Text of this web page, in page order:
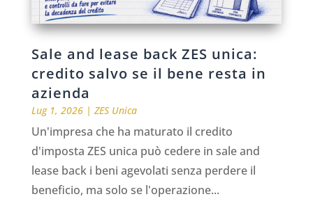
Sale and lease back ZES unica:
credito salvo se il bene resta in
azienda
Lug 1, 2026| ZES Unica
Un'impresa che ha maturato il credito
d'imposta ZES unica può cedere in sale and
lease back i beni agevolati senza perdere il
beneficio, ma solo se l'operazione...